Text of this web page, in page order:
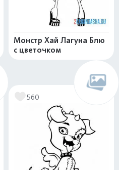
Монстр Хай Лагуна Блю
с цветочком
560